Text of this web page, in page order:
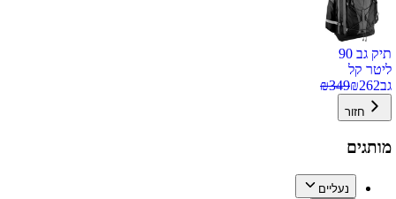
תיק גב 90
ליטר קל
גב
₪262
₪349
חזור
מותגים
נעליים